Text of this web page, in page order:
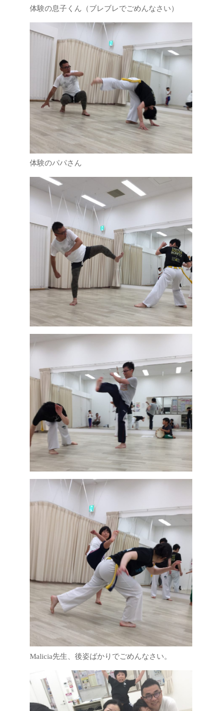
体験の息子くん（ブレブレでごめんなさい）
体験のパパさん
Malicia先生、後姿ばかりでごめんなさい。